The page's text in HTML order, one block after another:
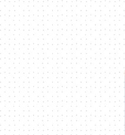
-
Paradaily
-
遊